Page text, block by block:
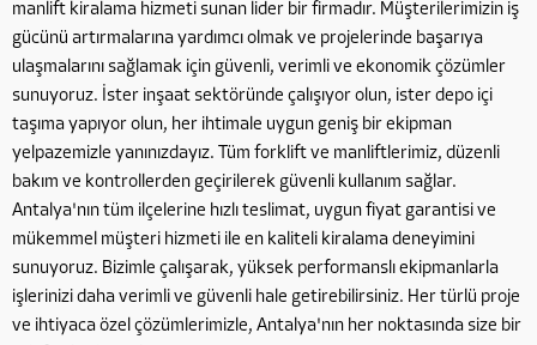
manlift kiralama hizmeti sunan lider bir firmadır. Müşterilerimizin iş
gücünü artırmalarına yardımcı olmak ve projelerinde başarıya
ulaşmalarını sağlamak için güvenli, verimli ve ekonomik çözümler
sunuyoruz. İster inşaat sektöründe çalışıyor olun, ister depo içi
taşıma yapıyor olun, her ihtimale uygun geniş bir ekipman
yelpazemizle yanınızdayız. Tüm forklift ve manliftlerimiz, düzenli
bakım ve kontrollerden geçirilerek güvenli kullanım sağlar.
Antalya'nın tüm ilçelerine hızlı teslimat, uygun fiyat garantisi ve
mükemmel müşteri hizmeti ile en kaliteli kiralama deneyimini
sunuyoruz. Bizimle çalışarak, yüksek performanslı ekipmanlarla
işlerinizi daha verimli ve güvenli hale getirebilirsiniz. Her türlü proje
ve ihtiyaca özel çözümlerimizle, Antalya'nın her noktasında size bir